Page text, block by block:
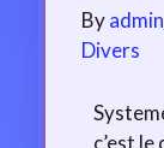
By
Divers
c’est